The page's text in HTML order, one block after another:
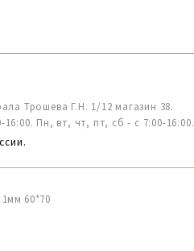
Трошева Г.Н. 1/12 магазин 38.
16:00. Пн, вт, чт, пт, сб - с 7:00-16:00.
60*70